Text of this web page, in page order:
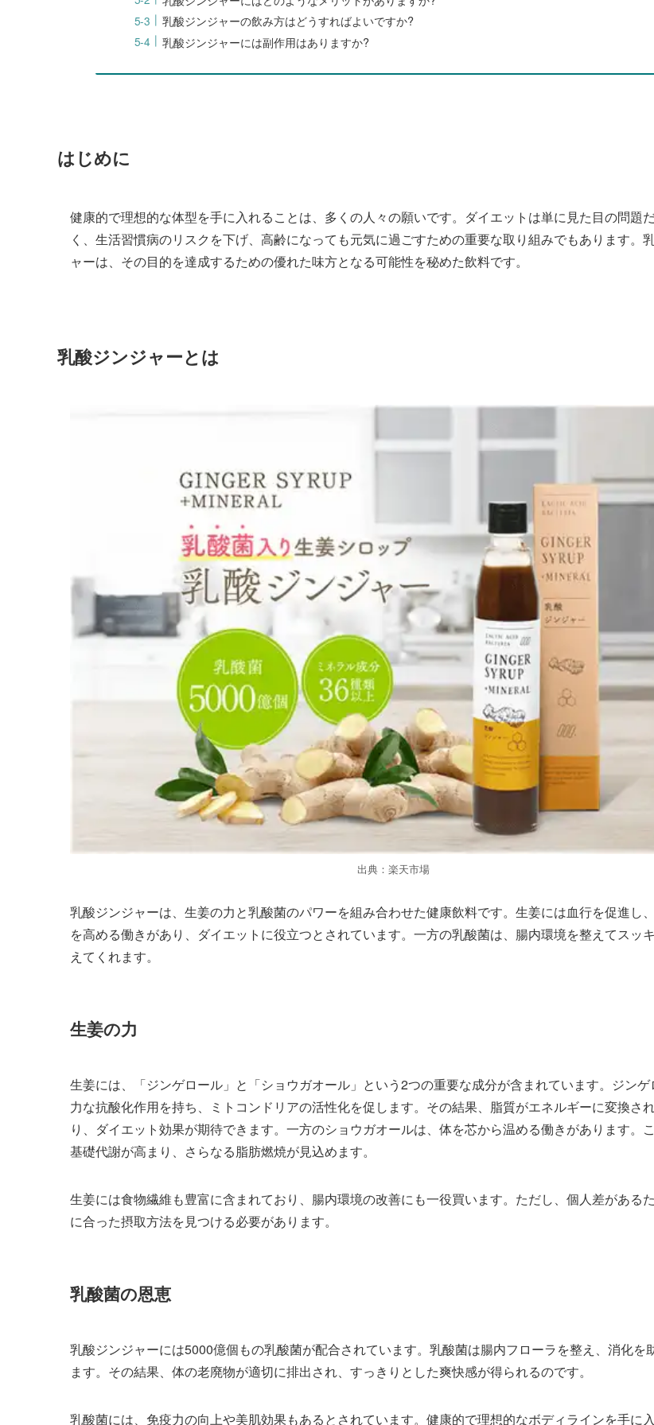
乳酸ジンジャーの飲み方はどうすればよいですか?
乳酸ジンジャーには副作用はありますか?
はじめに
健康的で理想的な体型を手に入れることは、多くの人々の願いです。ダイエットは単に見た目の問題
く、生活習慣病のリスクを下げ、高齢になっても元気に過ごすための重要な取り組みでもあります。
ャーは、その目的を達成するための優れた味方となる可能性を秘めた飲料です。
乳酸ジンジャーとは
出典：楽天市場
乳酸ジンジャーは、生姜の力と乳酸菌のパワーを組み合わせた健康飲料です。生姜には血行を促進し
を高める働きがあり、ダイエットに役立つとされています。一方の乳酸菌は、腸内環境を整えてスッ
えてくれます。
生姜の力
生姜には、「ジンゲロール」と「ショウガオール」という2つの重要な成分が含まれています。ジンゲ
力な抗酸化作用を持ち、ミトコンドリアの活性化を促します。その結果、脂質がエネルギーに変換さ
り、ダイエット効果が期待できます。一方のショウガオールは、体を芯から温める働きがあります。
基礎代謝が高まり、さらなる脂肪燃焼が見込めます。
生姜には食物繊維も豊富に含まれており、腸内環境の改善にも一役買います。ただし、個人差がある
に合った摂取方法を見つける必要があります。
乳酸菌の恩恵
乳酸ジンジャーには5000億個もの乳酸菌が配合されています。乳酸菌は腸内フローラを整え、消化を
ます。その結果、体の老廃物が適切に排出され、すっきりとした爽快感が得られるのです。
乳酸菌には、免疫力の向上や美肌効果もあるとされています。健康的で理想的なボディラインを手に